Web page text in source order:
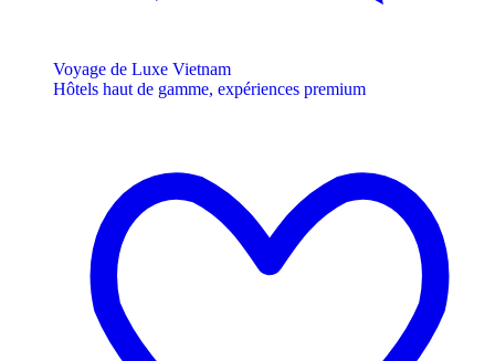
Voyage de Luxe Vietnam
Hôtels haut de gamme, expériences premium